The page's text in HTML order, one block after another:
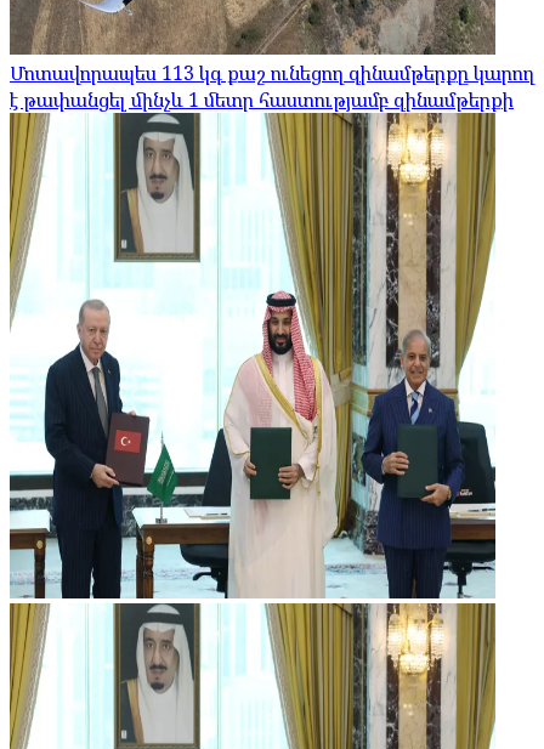
Մոտավորապես 113 կգ քաշ ունեցող զինամթերքը կարող
է թափանցել մինչև 1 մետր հաստությամբ զինամթերքի